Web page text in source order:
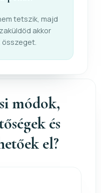
tetszik, majd
akkor
módok,
és
el?